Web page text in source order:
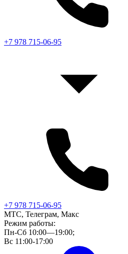
+7 978 715-06-95
+7 978 715-06-95
МТС, Телеграм, Макс
Режим работы:
Пн-Сб 10:00—19:00;
Вс 11:00-17:00